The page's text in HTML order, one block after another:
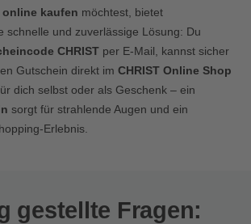
kaufen möchtest, bietet
schnelle und zuverlässige Lösung: Du
CHRIST per E-Mail, kannst sicher
Gutschein direkt im CHRIST Online Shop
dich selbst oder als Geschenk – ein
sorgt für strahlende Augen und ein
Erlebnis.
gestellte Fragen: